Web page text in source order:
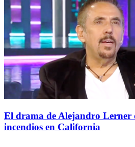
El drama de Alejandro Lerner
incendios en California